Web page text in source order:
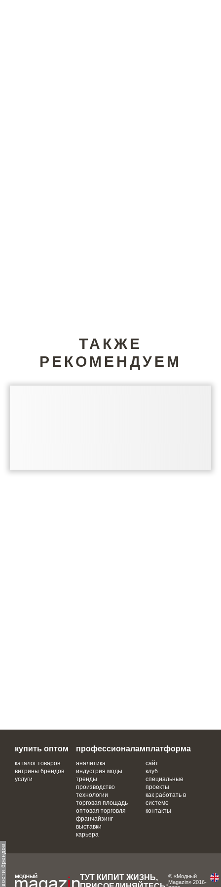
ТАКЖЕ
РЕКОМЕНДУЕМ
купить оптом
каталог товаров
витрины брендов
услуги
профессионалам
аналитика
индустрия моды
тренды
производство
технологии
торговая площадь
оптовая торговля
франчайзинг
выставки
карьера
платформа
сайт
клуб
специальные
проекты
как работать в
системе
контакты
ТУТ КИПИТ ЖИЗНЬ,
© «Модный
Magazin» 2016-